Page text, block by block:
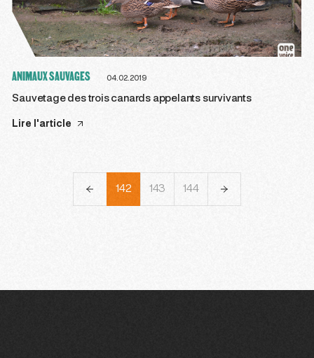
ANIMAUX SAUVAGES 04.02.2019
Sauvetage des trois canards appelants survivants
Lire l'article
141 142 143 144 145